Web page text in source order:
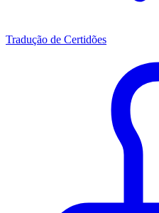
Tradução de Certidões